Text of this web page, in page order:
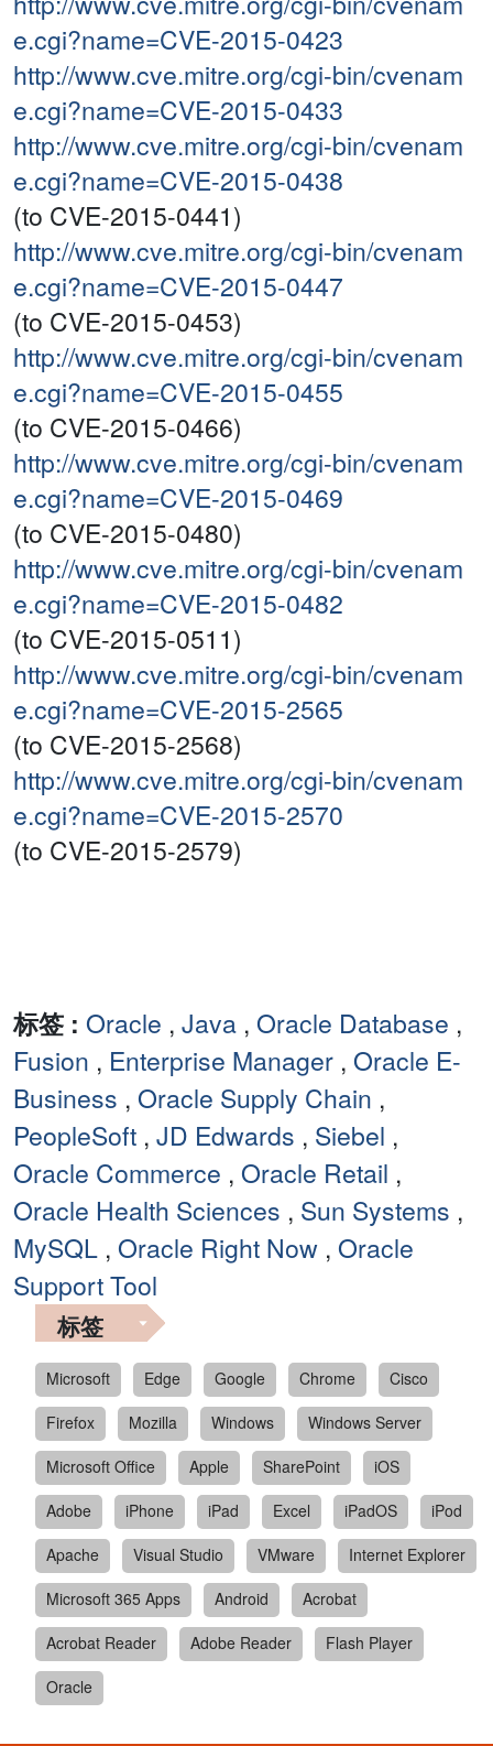
e.cgi?name=CVE-2015-0423
http://www.cve.mitre.org/cgi-bin/cvenam
e.cgi?name=CVE-2015-0433
http://www.cve.mitre.org/cgi-bin/cvenam
e.cgi?name=CVE-2015-0438
(to CVE-2015-0441)
http://www.cve.mitre.org/cgi-bin/cvenam
e.cgi?name=CVE-2015-0447
(to CVE-2015-0453)
http://www.cve.mitre.org/cgi-bin/cvenam
e.cgi?name=CVE-2015-0455
(to CVE-2015-0466)
http://www.cve.mitre.org/cgi-bin/cvenam
e.cgi?name=CVE-2015-0469
(to CVE-2015-0480)
http://www.cve.mitre.org/cgi-bin/cvenam
e.cgi?name=CVE-2015-0482
(to CVE-2015-0511)
http://www.cve.mitre.org/cgi-bin/cvenam
e.cgi?name=CVE-2015-2565
(to CVE-2015-2568)
http://www.cve.mitre.org/cgi-bin/cvenam
e.cgi?name=CVE-2015-2570
(to CVE-2015-2579)
标签 : Oracle , Java , Oracle Database ,
Fusion , Enterprise Manager , Oracle E-
Business , Oracle Supply Chain ,
PeopleSoft , JD Edwards , Siebel ,
Oracle Commerce , Oracle Retail ,
Oracle Health Sciences , Sun Systems ,
MySQL , Oracle Right Now , Oracle
Support Tool
标签
Microsoft Edge Google Chrome
Cisco
Firefox
Mozilla Windows
Windows Server
Microsoft Office
Apple SharePoint
iOS
Adobe
iPhone iPad Excel iPadOS
iPod
Apache
Visual Studio VMware
Internet Explorer
Microsoft 365 Apps
Android
Acrobat
Acrobat Reader
Adobe Reader
Flash Player
Oracle